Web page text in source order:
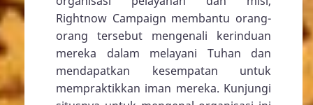
Campaign adalah penindaklanjutan
(follow-up) secara pribadi. Rightnow
Campaign mengadakan pertemuan bagi
para pemuda, baik secara tatap muka
atau pun secara tersambung (online),
lewat situsnya, dan menyediakan tim